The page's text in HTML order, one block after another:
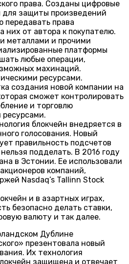
права. Созданы цифровые
защиты произведений
передавать права
них от автора к покупателю.
металлами и прочими
платформы
любые операции,
махинаций.
ресурсами.
создания новой компании на
сможет контролировать
и торговлю
ресурсами.
блокчейн внедряется в
голосования. Новый
правильность подсчетов
подделать. В 2016 году
в Эстонии. Ее использовали
компаний,
Nasdaq’s Tallinn Stock
и в азартных играх,
безопасно делать ставки,
валюту и так далее.
Дублине
презентовала новый
Их технология
защищена и отвечает